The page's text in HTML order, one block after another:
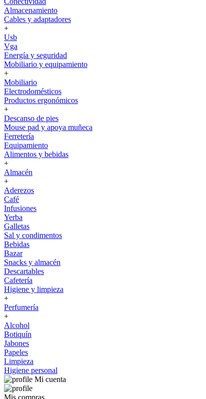
Almacenamiento
Cables y adaptadores
+
Usb
Vga
Energía y seguridad
Mobiliario y equipamiento
+
Mobiliario
Electrodomésticos
Productos ergonómicos
+
Descanso de pies
Mouse pad y apoya muñeca
Ferretería
Equipamiento
Alimentos y bebidas
+
Almacén
+
Aderezos
Café
Infusiones
Yerba
Galletas
Sal y condimentos
Bebidas
Bazar
Snacks y almacén
Descartables
Cafetería
Higiene y limpieza
+
Perfumería
+
Alcohol
Botiquín
Jabones
Papeles
Limpieza
Higiene personal
Mi cuenta
Mis compras